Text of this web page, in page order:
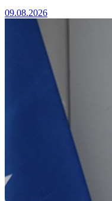
09.08.2026